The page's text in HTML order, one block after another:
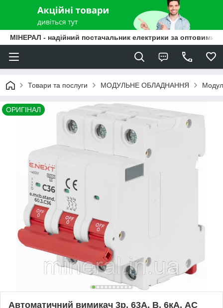
МІНЕРАЛ - надійний постачальник електрики за оптовими
Товари та послуги МОДУЛЬНЕ ОБЛАДНАННЯ
ОРИГІНАЛ
Автоматичний вимикач 3р, 63А, B, 6кА, AC